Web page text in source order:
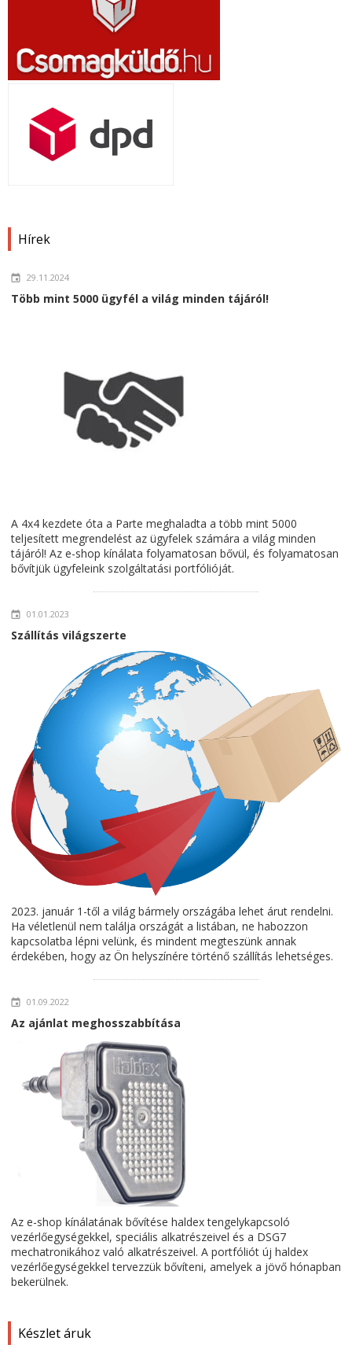
Hírek
29.11.2024
Több mint 5000 ügyfél a világ minden tájáról!
A 4x4 kezdete óta a Parte meghaladta a több mint 5000
teljesített megrendelést az ügyfelek számára a világ minden
tájáról! Az e-shop kínálata folyamatosan bővül, és folyamatosan
bővítjük ügyfeleink szolgáltatási portfólióját.
01.01.2023
Szállítás világszerte
2023. január 1-től a világ bármely országába lehet árut rendelni.
Ha véletlenül nem találja országát a listában, ne habozzon
kapcsolatba lépni velünk, és mindent megteszünk annak
érdekében, hogy az Ön helyszínére történő szállítás lehetséges.
01.09.2022
Az ajánlat meghosszabbítása
Az e-shop kínálatának bővítése haldex tengelykapcsoló
vezérlőegységekkel, speciális alkatrészeivel és a DSG7
mechatronikához való alkatrészeivel. A portfóliót új haldex
vezérlőegységekkel tervezzük bővíteni, amelyek a jövő hónapban
bekerülnek.
Készlet áruk